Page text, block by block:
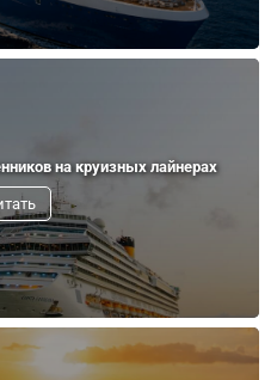
на круизных лайнерах